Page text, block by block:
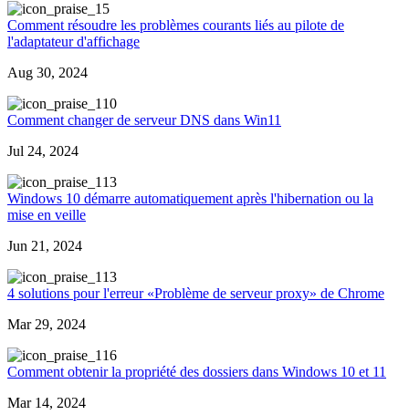
5
Comment résoudre les problèmes courants liés au pilote de
l'adaptateur d'affichage
Aug 30, 2024
10
Comment changer de serveur DNS dans Win11
Jul 24, 2024
13
Windows 10 démarre automatiquement après l'hibernation ou la
mise en veille
Jun 21, 2024
13
4 solutions pour l'erreur «Problème de serveur proxy» de Chrome
Mar 29, 2024
16
Comment obtenir la propriété des dossiers dans Windows 10 et 11
Mar 14, 2024